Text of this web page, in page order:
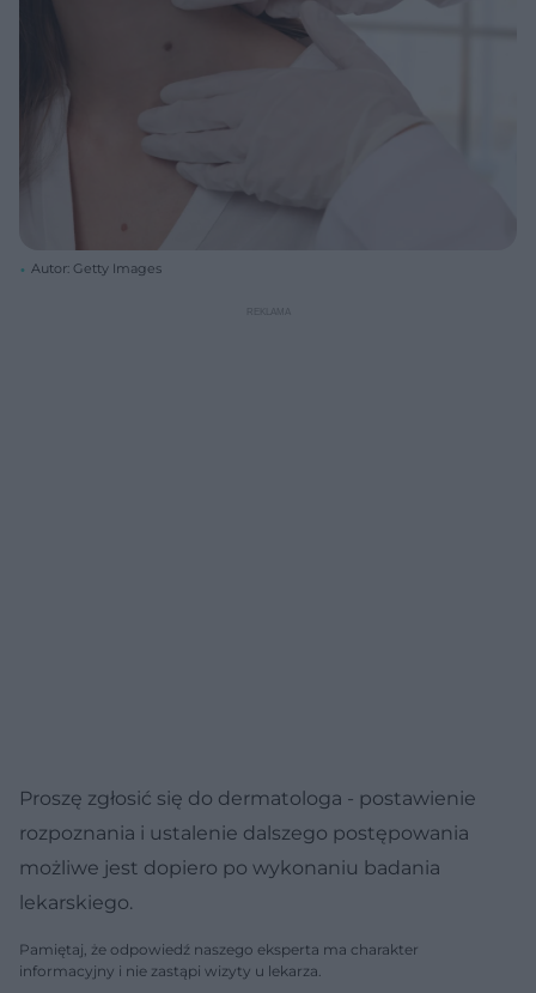
Autor: Getty Images
Proszę zgłosić się do dermatologa - postawienie
rozpoznania i ustalenie dalszego postępowania
możliwe jest dopiero po wykonaniu badania
lekarskiego.
Pamiętaj, że odpowiedź naszego eksperta ma charakter
informacyjny i nie zastąpi wizyty u lekarza.